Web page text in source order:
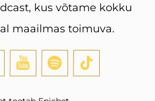
kus võtame kokku
maailmas toimuva.